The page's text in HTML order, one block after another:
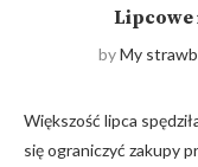
Lipcowe
byMy
Większość lipca
się ograniczyć zakupy